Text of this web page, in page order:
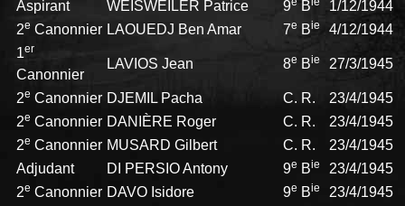
Aspirant
WEISWEILER Patrice 9 B 1/12/1944
2e Canonnier LAOUEDJ Ben Amar 7e Bie 4/12/1944
1er
Canonnier
LAVIOS Jean 8e Bie 27/3/1945
2e Canonnier DJEMIL Pacha C. R. 23/4/1945
2e Canonnier DANIÈRE Roger C. R. 23/4/1945
2e Canonnier MUSARD Gilbert C. R. 23/4/1945
Adjudant
DI PERSIO Antony 9e Bie 23/4/1945
2e Canonnier DAVO Isidore 9e Bie 23/4/1945